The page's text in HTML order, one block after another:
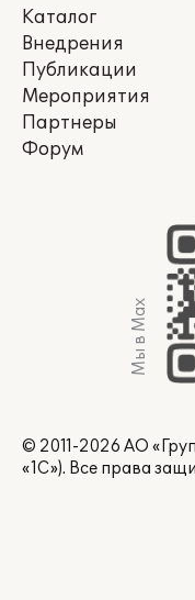
Каталог
Внедрения
Публикации
Мероприятия
Партнеры
Форум
Мы в Max
© 2011-2026 АО
«1С»). Все права